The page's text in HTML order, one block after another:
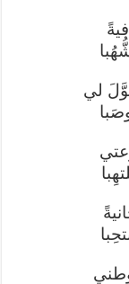
لي